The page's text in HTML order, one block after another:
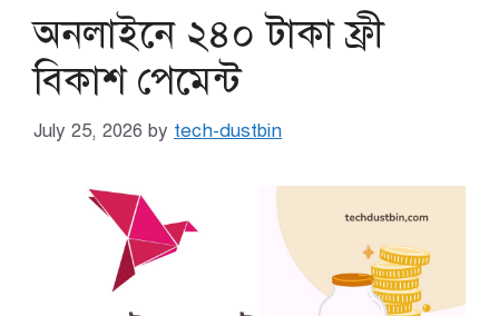
অনলাইনে ২৪০ টাকা ফ্রী
বিকাশ পেমেন্ট
July 25, 2026 by tech-dustbin